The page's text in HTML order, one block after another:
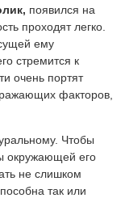
появился на
проходят легко.
ему
стремится к
очень портят
факторов,
Чтобы
окружающей его
не слишком
так или